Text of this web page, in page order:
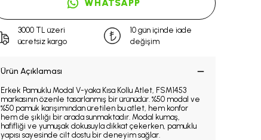
WHATSAPP
3000 TL üzeri
ücretsiz kargo
10 gün içinde iade
değişim
Ürün Açıklaması
Erkek Pamuklu Modal V-yaka Kısa Kollu Atlet, FSM1453
markasının özenle tasarlanmış bir ürünüdür. %50 modal ve
%50 pamuk karışımından üretilen bu atlet, hem konfor
hem de şıklığı bir arada sunmaktadır. Modal kumaş,
hafifliği ve yumuşak dokusuyla dikkat çekerken, pamuklu
yapısı sayesinde cilt dostu bir deneyim sağlar.